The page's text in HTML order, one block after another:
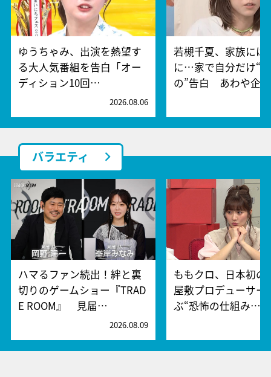
ゆうちゃみ、出演を熱望す
る大人気番組を告白「オー
ディション10回…
2026.08.06
若槻千夏、家族には
に…家で自分だけ“
の”告白 あわや企…
バラエティ
ハマるファン続出！絆と裏
切りのゲームショー『TRAD
E ROOM』 見届…
2026.08.09
ももクロ、日本初の
屋敷プロデューサー
ぶ“恐怖の仕組み…